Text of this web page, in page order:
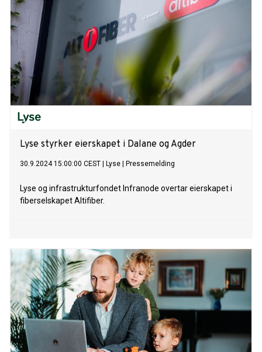
Lyse styrker eierskapet i Dalane og Agder
30.9.2024 15:00:00 CEST Lyse Pressemelding
Lyse og infrastrukturfondet Infranode overtar eierskapet i
fiberselskapet Altifiber.